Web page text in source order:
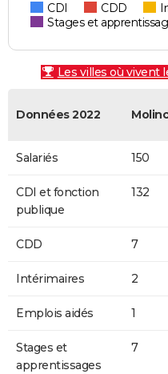
CDI CDD
Stages et
Les villes où vivent
Données 2022
Salariés 150
CDI et fonction
publique
132
CDD 7
Intérimaires 2
Emplois aidés 1
Stages et
apprentissages
7